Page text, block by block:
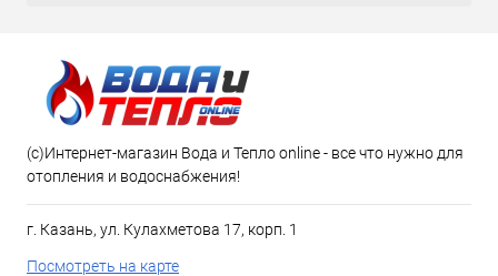
(c)Интернет-магазин Вода и Тепло online - все что нужно для
отопления и водоснабжения!
г. Казань, ул. Кулахметова 17, корп. 1
Посмотреть на карте